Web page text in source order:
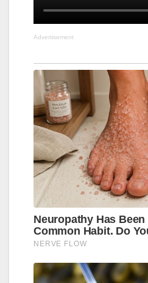
Advertisement